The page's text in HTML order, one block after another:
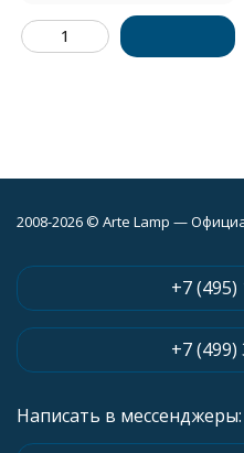
2008-2026 © Arte Lamp —
+7 (495)
+7 (499)
Написать в мессенджеры: